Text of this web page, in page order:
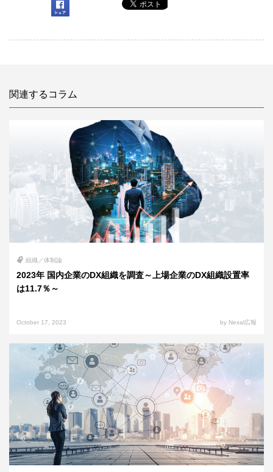
関連するコラム
組織／体制論
2023年 国内企業のDX組織を調査～上場企業のDX組織設置率
は11.7％～
October 17, 2023 by Nexal広報